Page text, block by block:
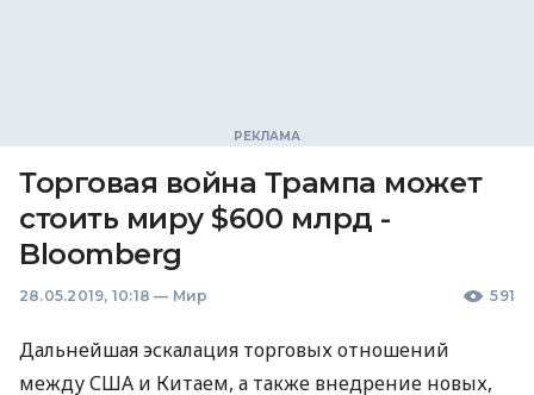
Торговая война Трампа может
стоить миру $600 млрд -
Bloomberg
28.05.2019, 10:18 — Мир 591
Дальнейшая эскалация торговых отношений
междуСША и Китаем, а также внедрение новых,